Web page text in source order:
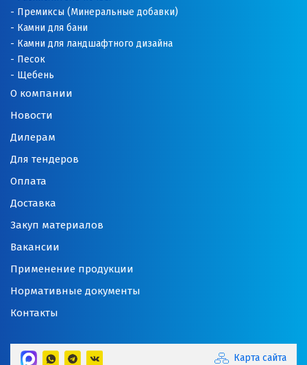
О компании
Новости
Дилерам
Для тендеров
Оплата
Доставка
Закуп материалов
Вакансии
Применение продукции
Нормативные документы
Контакты
Премиксы (Минеральные добавки)
Камни для бани
Камни для ландшафтного дизайна
Песок
Щебень
Карта сайта